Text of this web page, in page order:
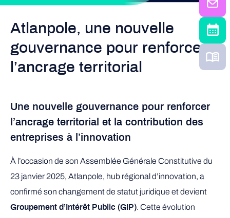
Atlanpole, une nouvelle
gouvernance pour renforcer
l’ancrage territorial
Une nouvelle gouvernance pour renforcer
l’ancrage territorial et la contribution des
entreprises à l’innovation
À l’occasion de son Assemblée Générale Constitutive du
23 janvier 2025, Atlanpole, hub régional d’innovation, a
confirmé son changement de statut juridique et devient
Groupement d’Intérêt Public (GIP). Cette évolution